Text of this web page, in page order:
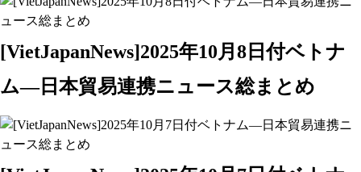
[VietJapanNews]2025年10月8日付ベトナ
ム―日本貿易連携ニュース総まとめ